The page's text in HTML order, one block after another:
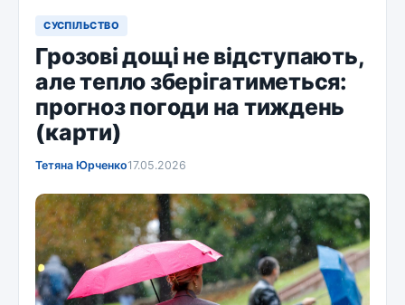
СУСПІЛЬСТВО
Грозові дощі не відступають,
але тепло зберігатиметься:
прогноз погоди на тиждень
(карти)
Тетяна Юрченко17.05.2026